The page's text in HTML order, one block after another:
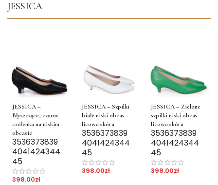
JESSICA
JESSICA –
Błyszczące, czarne
czółenka na niskim
obcasie
3536373839
4041424344
45
398.00zł
JESSICA – Szpilki
białe niski obcas
licowa skóra
3536373839
4041424344
45
398.00zł
JESSICA – Zielone
szpilki niski obcas
licowa skóra
3536373839
4041424344
45
398.00zł